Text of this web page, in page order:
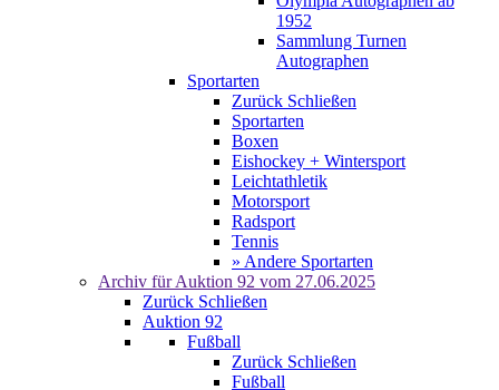
1952
Sammlung Turnen
Autographen
Sportarten
Zurück Schließen
Sportarten
Boxen
Eishockey + Wintersport
Leichtathletik
Motorsport
Radsport
Tennis
» Andere Sportarten
Archiv für Auktion 92 vom 27.06.2025
Zurück Schließen
Auktion 92
Fußball
Zurück Schließen
Fußball